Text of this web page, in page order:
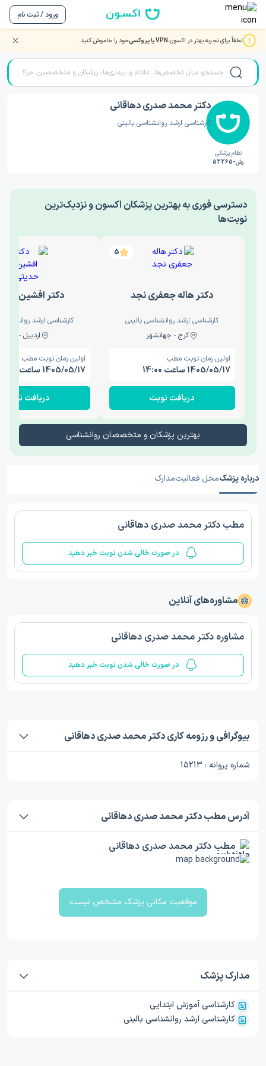
ورود / ثبت نام
لطفاً برای تجربه بهتر در اکسون،VPN یا پروکسی خود را خاموش کنید. صفحه اصلی/دکتر روانشناسی/دکتر محمد صدری دهاقانی
نظام پزشکی
رش-52265
دکتر محمد صدری دهاقانی
کارشناسی ارشد روانشناسی بالینی
‎دسترسی فوری به بهترین پزشکان اکسون و نزدیک‌ترین
نوبت‌ها
5
دکتر هاله جعفری نجد
کارشناسی ارشد روانشناسی بالینی
کرج - جهانشهر
اولین زمان نوبت مطب:
1405/05/17 ساعت 14:00
دریافت نوبت
دکتر افشین
کارشناسی ارشد
اردبیل - والی
اولین زمان نوبت مطب:
1405/05/17 ساعت 15:00
دریافت نوبت
بهترین پزشکان و متخصصان روانشناسی
درباره پزشکمحل فعالیتمدارک
مطب دکتر محمد صدری دهاقانی
در صورت خالی شدن نوبت خبر دهید
مشاوره‌های آنلاین
مشاوره دکتر محمد صدری دهاقانی
در صورت خالی شدن نوبت خبر دهید
بیوگرافی و رزومه کاری دکتر محمد صدری دهاقانی
شماره پروانه : 15213
آدرس مطب دکتر محمد صدری دهاقانی
مطب دکتر محمد صدری دهاقانی
موقعیت مکانی پزشک مشخص نیست
مدارک پزشک
کارشناسی آموزش ابتدایی
کارشناسی ارشد روانشناسی بالینی